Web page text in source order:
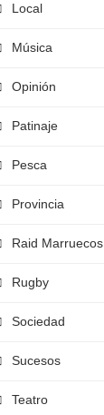
Local
Música
Opinión
Patinaje
Pesca
Provincia
Raid Marruecos
Rugby
Sociedad
Sucesos
Teatro